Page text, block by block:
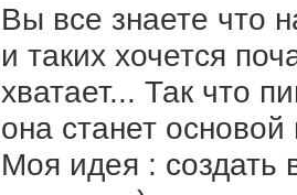
Вы все знаете что
и таких хочется
хватает... Так что
она станет основой
Моя идея : создать